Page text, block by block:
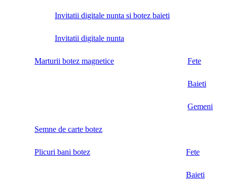
Invitatii digitale nunta si botez baieti
Invitatii digitale nunta
Marturii botez magnetice Fete
Baieti
Gemeni
Semne de carte botez
Plicuri bani botez Fete
Baieti